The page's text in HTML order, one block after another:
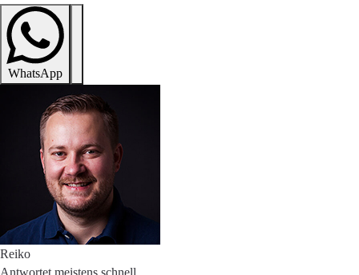
WhatsApp
Reiko